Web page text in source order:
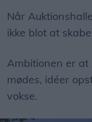
Når
ikke blot at
Ambitionen er at
mødes, idéer
vokse.